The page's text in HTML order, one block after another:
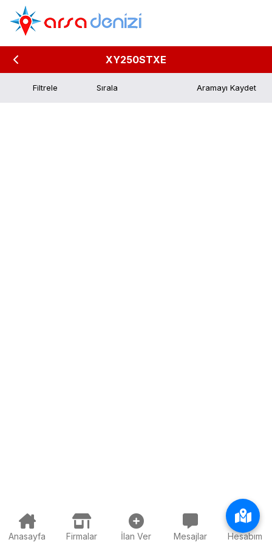
XY250STXE
Filtrele Aramayı Kaydet
Anasayfa Firmalar İlan Ver Mesajlar Hesabım